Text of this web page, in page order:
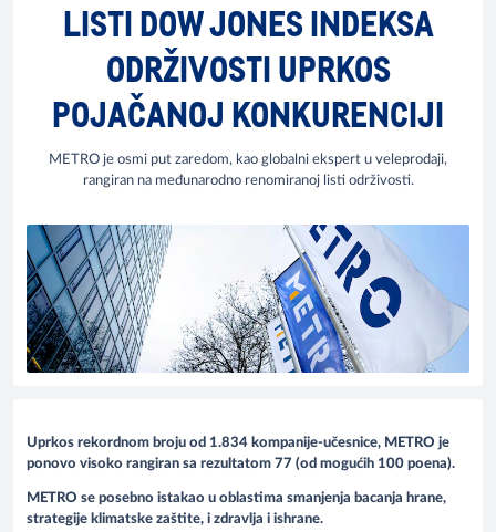
LISTI DOW JONES INDEKSA
ODRŽIVOSTI UPRKOS
POJAČANOJ KONKURENCIJI
METRO je osmi put zaredom, kao globalni ekspert u veleprodaji,
rangiran na međunarodno renomiranoj listi održivosti.
Uprkos rekordnom broju od 1.834 kompanije-učesnice, METRO je
ponovo visoko rangiran sa rezultatom 77 (od mogućih 100 poena).
METRO se posebno istakao u oblastima smanjenja bacanja hrane,
strategije klimatske zaštite, i zdravlja i ishrane.